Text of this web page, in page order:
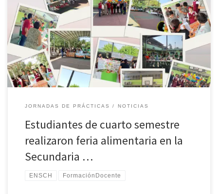
José Emilio Grajales, desarrollando la presentación del “Platillo
del Buen Comer”. La actividad tuvo como propósito promover en
las y los adolescentes el reconocimiento de los distintos grupos
nutrimentales presentes en los alimentos que consumen
diariamente, identificando proteínas, carbohidratos, lípidos,
grasas naturales, vitaminas y minerales. Durante la feria, las y los
estudiantes normalistas presentaron diversos platillos
representativos de […]
JORNADAS DE PRÁCTICAS NOTICIAS
Estudiantes de cuarto semestre
realizaron feria alimentaria en la
Secundaria …
ENSCH FormaciónDocente